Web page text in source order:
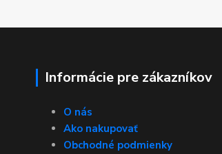
Informácie pre zákazníkov
O nás
Ako nakupovať
Obchodné podmienky